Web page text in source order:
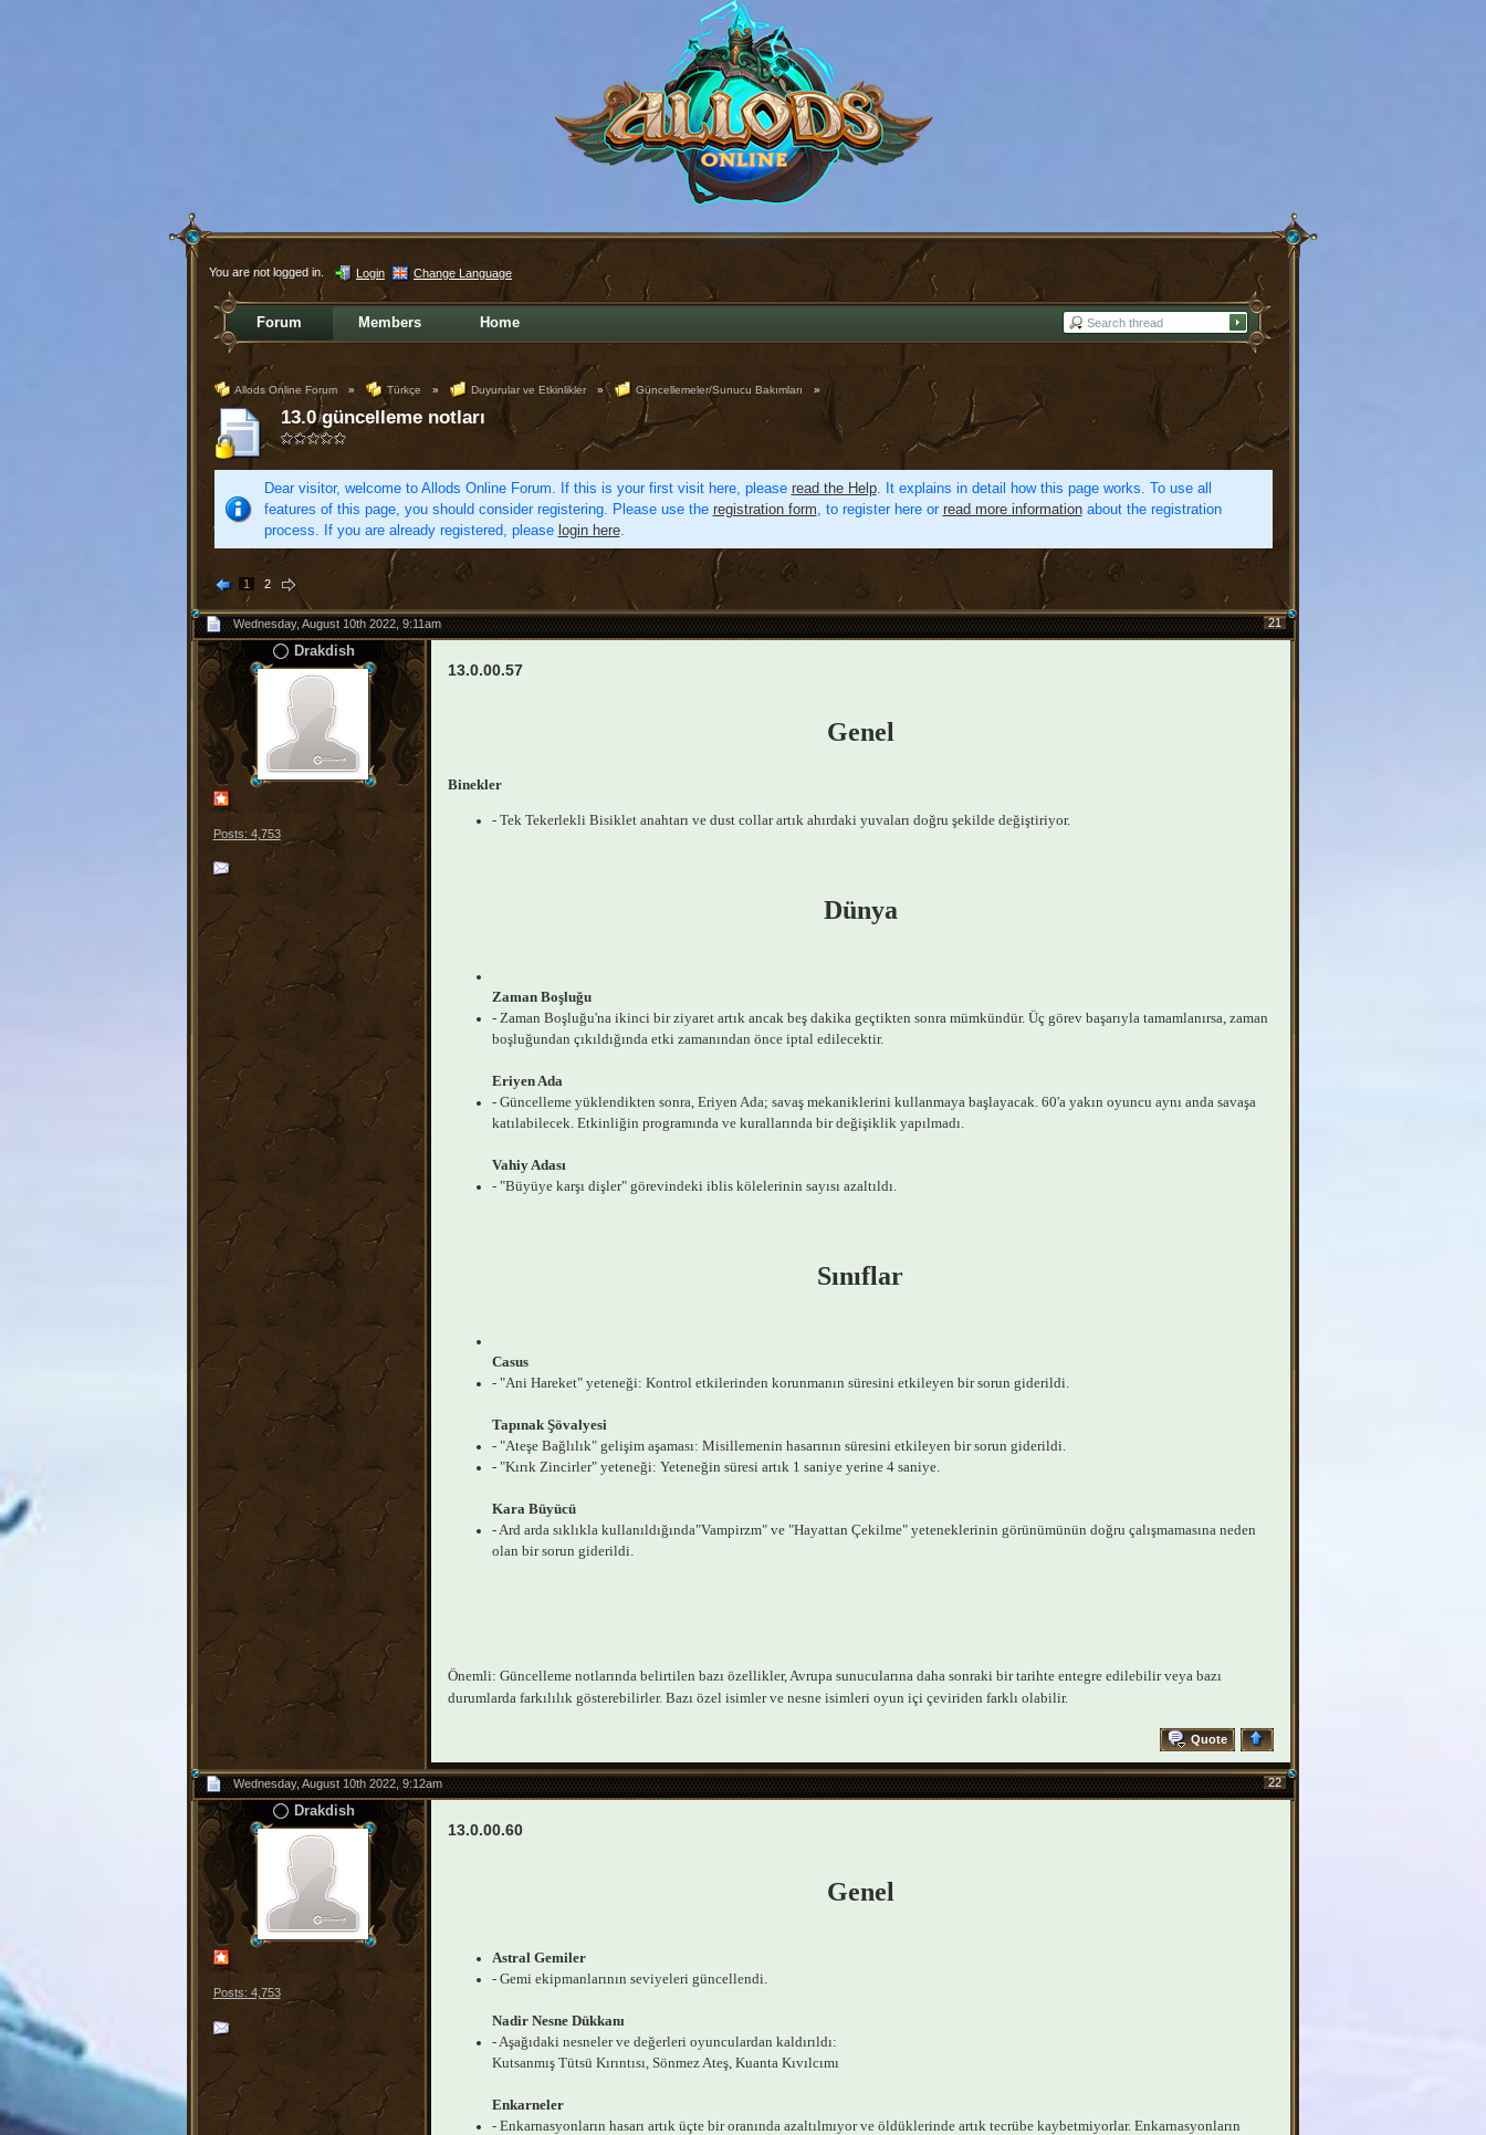
You are not logged in. Login Change Language
Forum Members Home
Allods Online Forum » Türkçe » Duyurular ve Etkinlikler » Güncellemeler/Sunucu Bakımları »
13.0 güncelleme notları
Dear visitor, welcome to Allods Online Forum. If this is your first visit here, please read the Help. It explains in detail how this page works. To use all
features of this page, you should consider registering. Please use the registration form, to register here or read more informationabout the registration
process. If you are already registered, please login here.
1 2
21
Wednesday, August 10th 2022, 9:11am
Drakdish
Posts: 4,753
13.0.00.57
Genel
Binekler
- Tek Tekerlekli Bisiklet anahtarı ve dust collar artık ahırdaki yuvaları doğru şekilde değiştiriyor.
Dünya
Zaman Boşluğu
- Zaman Boşluğu'na ikinci bir ziyaret artık ancak beş dakika geçtikten sonra mümkündür. Üç görev başarıyla tamamlanırsa, zaman
boşluğundan çıkıldığında etki zamanından önce iptal edilecektir.
Eriyen Ada
- Güncelleme yüklendikten sonra, Eriyen Ada; savaş mekaniklerini kullanmaya başlayacak. 60'a yakın oyuncu aynı anda savaşa
katılabilecek. Etkinliğin programında ve kurallarında bir değişiklik yapılmadı.
Vahiy Adası
- "Büyüye karşı dişler" görevindeki iblis kölelerinin sayısı azaltıldı.
Sınıflar
Casus
- "Ani Hareket" yeteneği: Kontrol etkilerinden korunmanın süresini etkileyen bir sorun giderildi.
Tapınak Şövalyesi
- "Ateşe Bağlılık" gelişim aşaması: Misillemenin hasarının süresini etkileyen bir sorun giderildi.
- "Kırık Zincirler" yeteneği: Yeteneğin süresi artık 1 saniye yerine 4 saniye.
Kara Büyücü
- Ard arda sıklıkla kullanıldığında"Vampirzm" ve "Hayattan Çekilme" yeteneklerinin görünümünün doğru çalışmamasına neden
olan bir sorun giderildi.
Önemli: Güncelleme notlarında belirtilen bazı özellikler, Avrupa sunucularına daha sonraki bir tarihte entegre edilebilir veya bazı
durumlarda farkılılık gösterebilirler. Bazı özel isimler ve nesne isimleri oyun içi çeviriden farklı olabilir.
Quote
22
Wednesday, August 10th 2022, 9:12am
Drakdish
Posts: 4,753
13.0.00.60
Genel
Astral Gemiler
- Gemi ekipmanlarının seviyeleri güncellendi.
Nadir Nesne Dükkanı
- Aşağıdaki nesneler ve değerleri oyunculardan kaldırıldı:
Kutsanmış Tütsü Kırıntısı, Sönmez Ateş, Kuanta Kıvılcımı
Enkarneler
- Enkarnasyonların hasarı artık üçte bir oranında azaltılmıyor ve öldüklerinde artık tecrübe kaybetmiyorlar. Enkarnasyonların